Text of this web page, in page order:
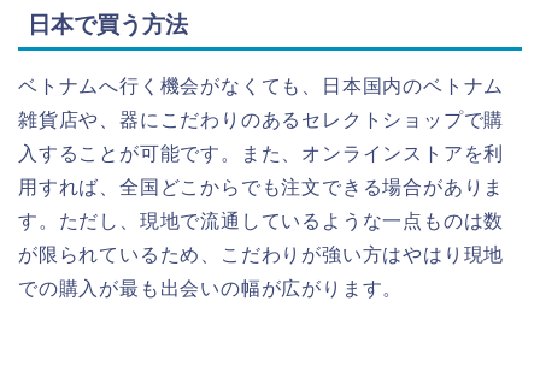
日本で買う方法
ベトナムへ行く機会がなくても、日本国内のベトナム
雑貨店や、器にこだわりのあるセレクトショップで購
入することが可能です。また、オンラインストアを利
用すれば、全国どこからでも注文できる場合がありま
す。ただし、現地で流通しているような一点ものは数
が限られているため、こだわりが強い方はやはり現地
での購入が最も出会いの幅が広がります。